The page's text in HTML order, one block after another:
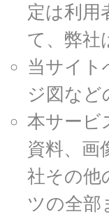
定は利用
て、弊社
当サイト
ジ図な
本サービ
資料、画
社その他
ツの全部